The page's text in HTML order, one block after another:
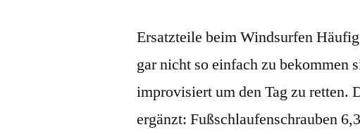
Ersatzteile beim Windsurfen
gar nicht so einfach zu bekommen
improvisiert um den Tag zu retten.
ergänzt: Fußschlaufenschrauben